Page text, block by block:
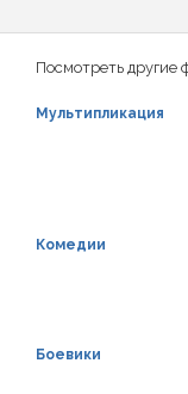
Посмотреть другие
Мультипликация
Комедии
Боевики